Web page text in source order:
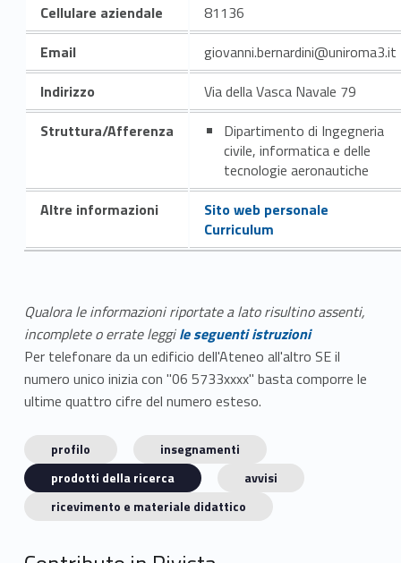
Cellulare aziendale
81136
Email
giovanni.bernardini@uniroma3.it
Indirizzo
Via della Vasca Navale 79
Struttura/Afferenza
Dipartimento di Ingegneria
civile, informatica e delle
tecnologie aeronautiche
Altre informazioni
Sito web personale
Curriculum
Qualora le informazioni riportate a lato risultino assenti,
incomplete o errate leggile seguenti istruzioni
Per telefonare da un edificio dell'Ateneo all'altro SE il
numero unico inizia con "06 5733xxxx" basta comporre le
ultime quattro cifre del numero esteso.
profilo
insegnamenti
prodotti della ricerca
avvisi
ricevimento e materiale didattico